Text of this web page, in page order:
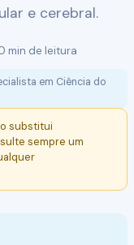
e cerebral.
min de leitura
em Ciência do
substitui
sempre um